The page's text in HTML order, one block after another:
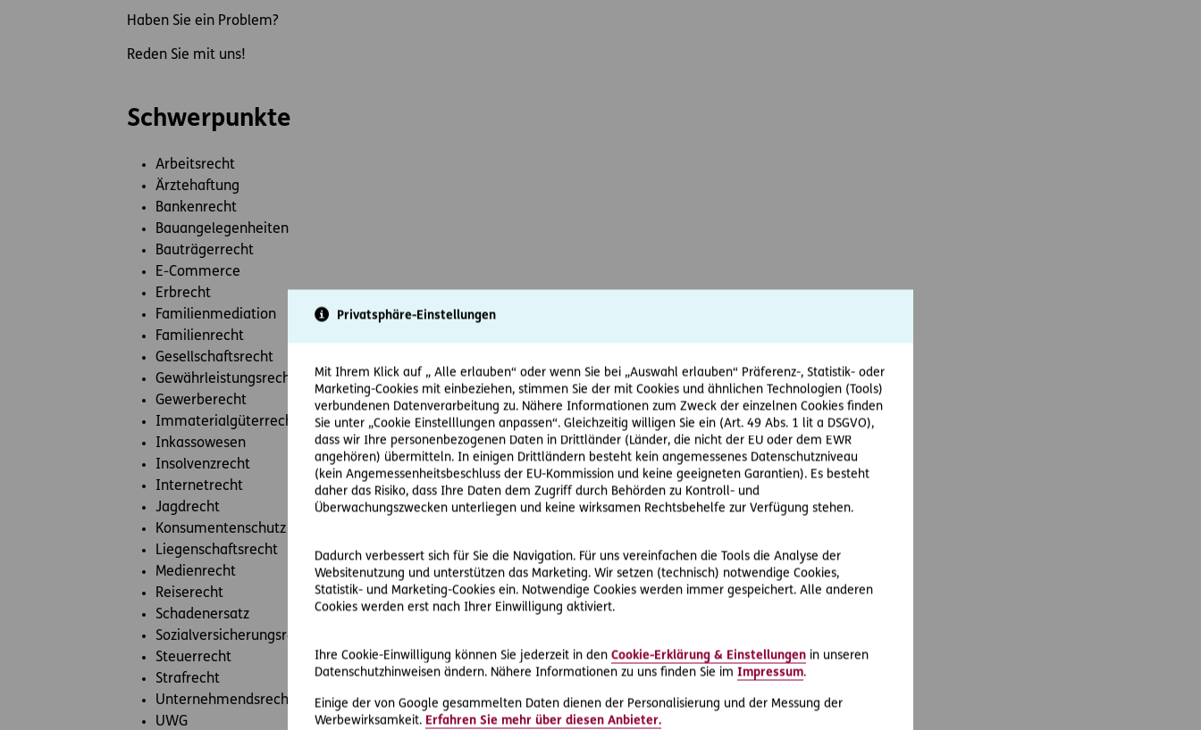
Privatsphäre-Einstellungen
Mit Ihrem Klick auf „ Alle erlauben“ oder wenn Sie bei „Auswahl erlauben“ Präferenz-, Statistik- oder
Marketing-Cookies mit einbeziehen, stimmen Sie der mit Cookies und ähnlichen Technologien (Tools)
verbundenen Datenverarbeitung zu. Nähere Informationen zum Zweck der einzelnen Cookies finden
Sie unter „Cookie Einstelllungen anpassen“. Gleichzeitig willigen Sie ein (Art. 49 Abs. 1 lit a DSGVO),
dass wir Ihre personenbezogenen Daten in Drittländer (Länder, die nicht der EU oder dem EWR
angehören) übermitteln. In einigen Drittländern besteht kein angemessenes Datenschutzniveau
(kein Angemessenheitsbeschluss der EU-Kommission und keine geeigneten Garantien). Es besteht
daher das Risiko, dass Ihre Daten dem Zugriff durch Behörden zu Kontroll- und
Überwachungszwecken unterliegen und keine wirksamen Rechtsbehelfe zur Verfügung stehen.
Dadurch verbessert sich für Sie die Navigation. Für uns vereinfachen die Tools die Analyse der
Websitenutzung und unterstützen das Marketing. Wir setzen (technisch) notwendige Cookies,
Statistik- und Marketing-Cookies ein. Notwendige Cookies werden immer gespeichert. Alle anderen
Cookies werden erst nach Ihrer Einwilligung aktiviert.
Ihre Cookie-Einwilligung können Sie jederzeit in den Cookie-Erklärung & Einstellungen in unseren
Datenschutzhinweisen ändern. Nähere Informationen zu uns finden Sie im Impressum.
Einige der von Google gesammelten Daten dienen der Personalisierung und der Messung der
Werbewirksamkeit. Erfahren Sie mehr über diesen Anbieter.
Haben Sie ein Problem?
Reden Sie mit uns!
Schwerpunkte
Arbeitsrecht
Ärztehaftung
Bankenrecht
Bauangelegenheiten
Bauträgerrecht
E-Commerce
Erbrecht
Familienmediation
Familienrecht
Gesellschaftsrecht
Gewährleistungsrecht
Gewerberecht
Immaterialgüterrecht
Inkassowesen
Insolvenzrecht
Internetrecht
Jagdrecht
Konsumentenschutz
Liegenschaftsrecht
Medienrecht
Reiserecht
Schadenersatz
Sozialversicherungsrecht
Steuerrecht
Strafrecht
Unternehmendsrecht
UWG